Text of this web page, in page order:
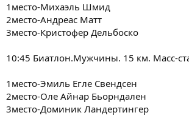
1место-Михаэль Шмид
2место-Андреас Матт
3место-Кристофер Дельбоско
10:45 Биатлон.Мужчины. 15 км. Масс-
1место-Эмиль Егле Свендсен
2место-Оле Айнар Бьорндален
3место-Доминик Ландертингер